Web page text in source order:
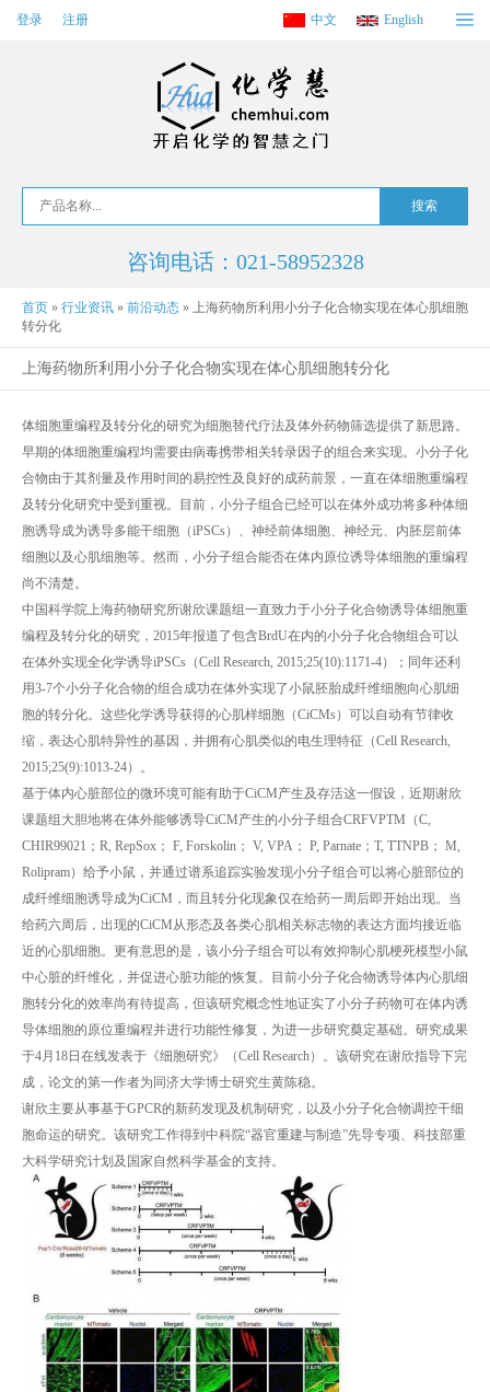
登录 注册 中文 English
咨询电话：021-58952328
首页 » 行业资讯 » 前沿动态 » 上海药物所利用小分子化合物实现在体心肌细胞
转分化
上海药物所利用小分子化合物实现在体心肌细胞转分化
体细胞重编程及转分化的研究为细胞替代疗法及体外药物筛选提供了新思路。
早期的体细胞重编程均需要由病毒携带相关转录因子的组合来实现。小分子化
合物由于其剂量及作用时间的易控性及良好的成药前景，一直在体细胞重编程
及转分化研究中受到重视。目前，小分子组合已经可以在体外成功将多种体细
胞诱导成为诱导多能干细胞（iPSCs）、神经前体细胞、神经元、内胚层前体
细胞以及心肌细胞等。然而，小分子组合能否在体内原位诱导体细胞的重编程
尚不清楚。
中国科学院上海药物研究所谢欣课题组一直致力于小分子化合物诱导体细胞重
编程及转分化的研究，2015年报道了包含BrdU在内的小分子化合物组合可以
在体外实现全化学诱导iPSCs（Cell Research, 2015;25(10):1171-4）；同年还利
用3-7个小分子化合物的组合成功在体外实现了小鼠胚胎成纤维细胞向心肌细
胞的转分化。这些化学诱导获得的心肌样细胞（CiCMs）可以自动有节律收
缩，表达心肌特异性的基因，并拥有心肌类似的电生理特征（Cell Research,
2015;25(9):1013-24）。
基于体内心脏部位的微环境可能有助于CiCM产生及存活这一假设，近期谢欣
课题组大胆地将在体外能够诱导CiCM产生的小分子组合CRFVPTM（C,
CHIR99021；R, RepSox； F, Forskolin； V, VPA； P, Parnate；T, TTNPB； M,
Rolipram）给予小鼠，并通过谱系追踪实验发现小分子组合可以将心脏部位的
成纤维细胞诱导成为CiCM，而且转分化现象仅在给药一周后即开始出现。当
给药六周后，出现的CiCM从形态及各类心肌相关标志物的表达方面均接近临
近的心肌细胞。更有意思的是，该小分子组合可以有效抑制心肌梗死模型小鼠
中心脏的纤维化，并促进心脏功能的恢复。目前小分子化合物诱导体内心肌细
胞转分化的效率尚有待提高，但该研究概念性地证实了小分子药物可在体内诱
导体细胞的原位重编程并进行功能性修复，为进一步研究奠定基础。研究成果
于4月18日在线发表于《细胞研究》（Cell Research）。该研究在谢欣指导下完
成，论文的第一作者为同济大学博士研究生黄陈稳。
谢欣主要从事基于GPCR的新药发现及机制研究，以及小分子化合物调控干细
胞命运的研究。该研究工作得到中科院“器官重建与制造”先导专项、科技部重
大科学研究计划及国家自然科学基金的支持。